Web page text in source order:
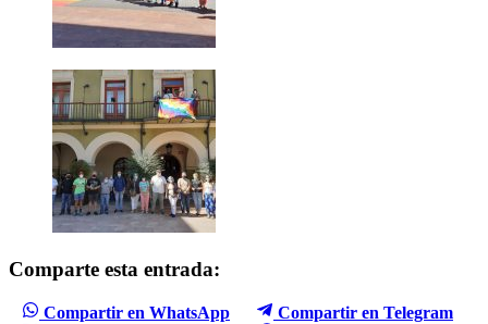
Comparte esta entrada:
Compartir en WhatsApp
Compartir en Telegram